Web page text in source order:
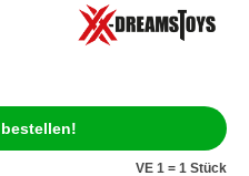
VE 1 = 1 Stück